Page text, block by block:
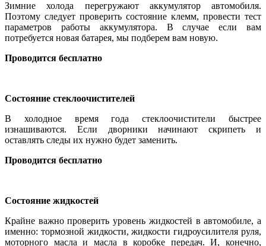
Зимние холода перегружают аккумулятор автомобиля.
Поэтому следует проверить состояние клемм, провести тест
параметров работы аккумулятора. В случае если вам
потребуется новая батарея, мы подберем вам новую.
Проводится бесплатно
Состояние стеклоочистителей
В холодное время года стеклоочистители быстрее
изнашиваются. Если дворники начинают скрипеть и
оставлять следы их нужно будет заменить.
Проводится бесплатно
Состояние жидкостей
Крайне важно проверить уровень жидкостей в автомобиле, а
именно: тормозной жидкости, жидкости гидроусилителя руля,
моторного масла и масла в коробке передач. И, конечно,